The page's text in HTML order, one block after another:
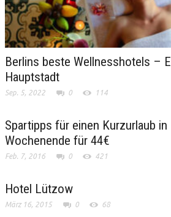
Berlins beste Wellnesshotels –
Hauptstadt
Sep. 5, 2022 0 114
Spartipps für einen Kurzurlaub
Wochenende für 44€
Feb. 7, 2016 0 421
Hotel Lützow
März 16, 2015 0 68